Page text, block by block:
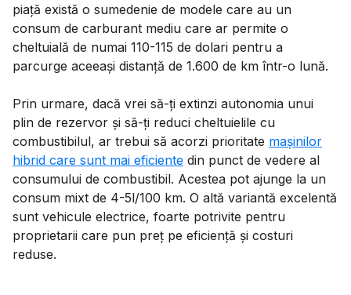
piață există o sumedenie de modele care au un
consum de carburant mediu care ar permite o
cheltuială de numai 110-115 de dolari pentru a
parcurge aceeași distanță de 1.600 de km într-o lună.
Prin urmare, dacă vrei să-ți extinzi autonomia unui
plin de rezervor și să-ți reduci cheltuielile cu
combustibilul, ar trebui să acorzi prioritate mașinilor
hibrid care sunt mai eficiente din punct de vedere al
consumului de combustibil. Acestea pot ajunge la un
consum mixt de 4-5l/100 km. O altă variantă excelentă
sunt vehicule electrice, foarte potrivite pentru
proprietarii care pun preț pe eficiență și costuri
reduse.